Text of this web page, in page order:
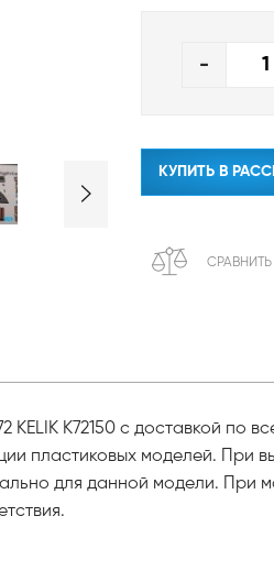
-
КУПИТЬ В
СРАВНИТЬ
KELIK K72150 с доставкой по
пластиковых моделей. При
для данной модели. При